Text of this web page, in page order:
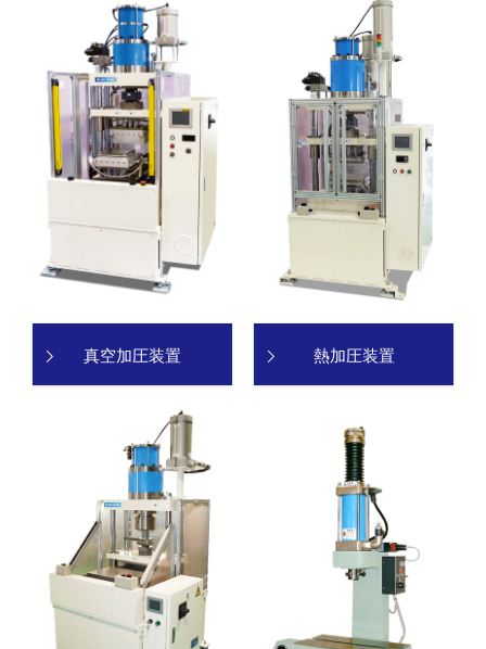
真空加圧装置 熱加圧装置